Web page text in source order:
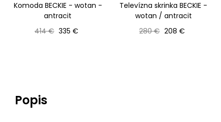
Komoda BECKIE - wotan -
antracit
Bežná cena
414 € Cena
335 €
Televízna skrinka BECKIE -
wotan / antracit
Bežná cena
280 € Cena
208 €
Popis